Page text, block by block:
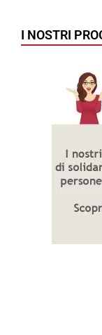
I NOSTRI